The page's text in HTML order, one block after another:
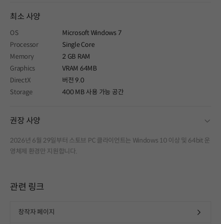
최소 사양
OS
Microsoft Windows 7
Processor
Single Core
Memory
2 GB RAM
Graphics
VRAM 64MB
DirectX
버전 9.0
Storage
400 MB 사용 가능 공간
권장 사양
2026년 6월 29일부터 스토브 PC 클라이언트는 Windows 10 이상 및 64bit 운
영체제 환경만 지원합니다.
관련 링크
창작자 페이지